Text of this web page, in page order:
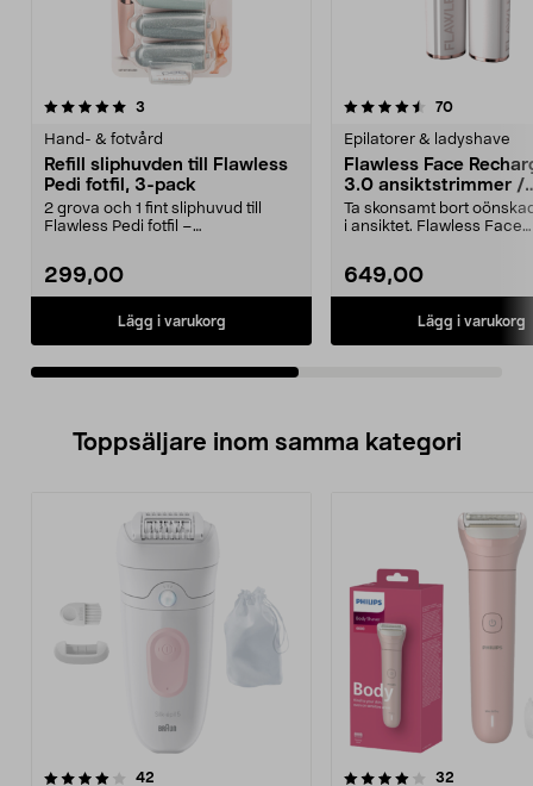
3
Hand- & fotvård
Refill sliphuvden till Flawless
Pedi fotfil, 3-pack
2 grova och 1 fint sliphuvud till
Flawless Pedi fotfil –
299,00
Lägg i varukorg
4.5av 5 stjärnor 70recensioner
Epilatorer & ladyshave
Flawless Face
3.0 ansiktstrimmer /
hårborttagare,
Ta skonsamt bort
i ansiktet. Flawless Face
649,00
Lägg i varukorg
4.5av 5 stjärnor
Toppsäljare inom samma kategori
42
4.0 av 5 stjärnor 32
4.5 av 5 stjärnor